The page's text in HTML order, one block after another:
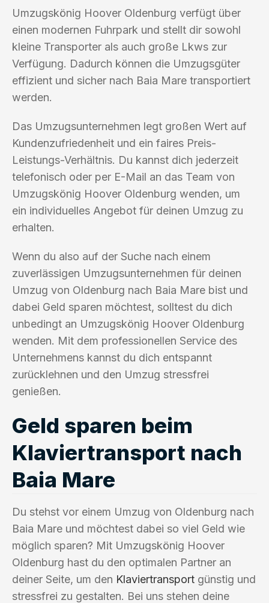
Umzugskönig Hoover Oldenburg verfügt über
einen modernen Fuhrpark und stellt dir sowohl
kleine Transporter als auch große Lkws zur
Verfügung. Dadurch können die Umzugsgüter
effizient und sicher nach Baia Mare transportiert
werden.
Das Umzugsunternehmen legt großen Wert auf
Kundenzufriedenheit und ein faires Preis-
Leistungs-Verhältnis. Du kannst dich jederzeit
telefonisch oder per E-Mail an das Team von
Umzugskönig Hoover Oldenburg wenden, um
ein individuelles Angebot für deinen Umzug zu
erhalten.
Wenn du also auf der Suche nach einem
zuverlässigen Umzugsunternehmen für deinen
Umzug von Oldenburg nach Baia Mare bist und
dabei Geld sparen möchtest, solltest du dich
unbedingt an Umzugskönig Hoover Oldenburg
wenden. Mit dem professionellen Service des
Unternehmens kannst du dich entspannt
zurücklehnen und den Umzug stressfrei
genießen.
Geld sparen beim
Klaviertransport nach
Baia Mare
Du stehst vor einem Umzug von Oldenburg nach
Baia Mare und möchtest dabei so viel Geld wie
möglich sparen? Mit Umzugskönig Hoover
Oldenburg hast du den optimalen Partner an
deiner Seite, um den Klaviertransport günstig und
stressfrei zu gestalten. Bei uns stehen deine